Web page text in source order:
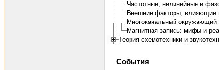
Частотные, нелинейные и
Внешние факторы, влияющие
Многоканальный окружающий
Магнитная запись: мифы и
Теория схемотехники и
События